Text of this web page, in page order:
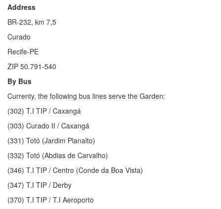
Address
BR-232, km 7,5
Curado
Recife-PE
ZIP 50.791-540
By Bus
Currenty, the following bus lines serve the Garden:
(302) T.I TIP / Caxangá
(303) Curado II / Caxangá
(331) Totó (Jardim Planalto)
(332) Totó (Abdias de Carvalho)
(346) T.I TIP / Centro (Conde da Boa Vista)
(347) T.I TIP / Derby
(370) T.I TIP / T.I Aeroporto